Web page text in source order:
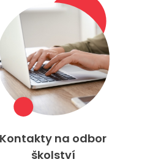
Kontakty na odbor
školství